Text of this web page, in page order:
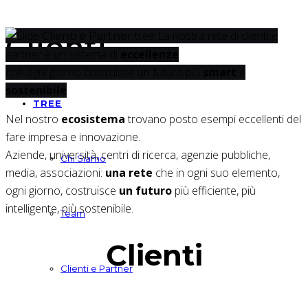
TREE
Chi Siamo
Team
Clienti e Partner
Clienti
Nel nostro ecosistematrovano posto esempi eccellenti del
fare impresa e innovazione.
Aziende, università, centri di ricerca, agenzie pubbliche,
media, associazioni: una rete che in ogni suo elemento,
ogni giorno, costruisce un futuro più efficiente, più
intelligente, più sostenibile.
Clienti